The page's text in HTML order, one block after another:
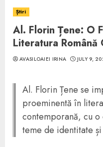
Știri
Al. Florin Țene: O
Literatura Română
AVASILOAIEI IRINA JULY 9,
Al. Florin Țene se
proeminentă în
contemporană, cu
teme de identitate